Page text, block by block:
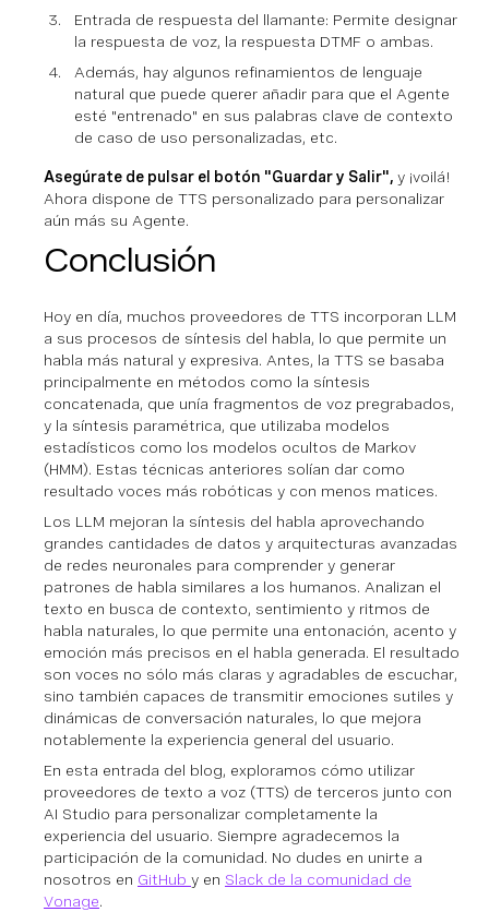
Entrada de respuesta del llamante: Permite designar
la respuesta de voz, la respuesta DTMF o ambas.
Además, hay algunos refinamientos de lenguaje
natural que puede querer añadir para que el Agente
esté "entrenado" en sus palabras clave de contexto
de caso de uso personalizadas, etc.
Asegúrate de pulsar el botón "Guardar y Salir", y ¡voilá!
Ahora dispone de TTS personalizado para personalizar
aún más su Agente.
Conclusión
Hoy en día, muchos proveedores de TTS incorporan LLM
a sus procesos de síntesis del habla, lo que permite un
habla más natural y expresiva. Antes, la TTS se basaba
principalmente en métodos como la síntesis
concatenada, que unía fragmentos de voz pregrabados,
y la síntesis paramétrica, que utilizaba modelos
estadísticos como los modelos ocultos de Markov
(HMM). Estas técnicas anteriores solían dar como
resultado voces más robóticas y con menos matices.
Los LLM mejoran la síntesis del habla aprovechando
grandes cantidades de datos y arquitecturas avanzadas
de redes neuronales para comprender y generar
patrones de habla similares a los humanos. Analizan el
texto en busca de contexto, sentimiento y ritmos de
habla naturales, lo que permite una entonación, acento y
emoción más precisos en el habla generada. El resultado
son voces no sólo más claras y agradables de escuchar,
sino también capaces de transmitir emociones sutiles y
dinámicas de conversación naturales, lo que mejora
notablemente la experiencia general del usuario.
En esta entrada del blog, exploramos cómo utilizar
proveedores de texto a voz (TTS) de terceros junto con
AI Studio para personalizar completamente la
experiencia del usuario. Siempre agradecemos la
participación de la comunidad. No dudes en unirte a
nosotros en GitHub y en Slack de la comunidad de
Vonage.